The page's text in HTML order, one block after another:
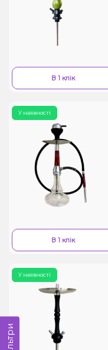
В 1 клік
У наявності
В 1 клік
У наявності
Фільтри